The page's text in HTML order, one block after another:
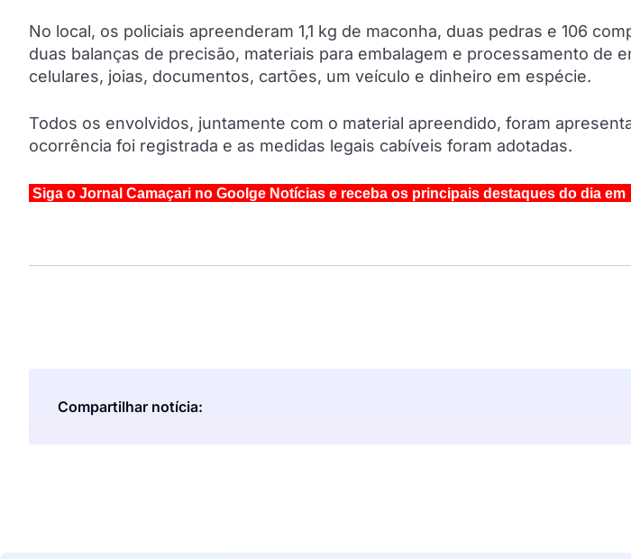
No local, os policiais apreenderam 1,1 kg de maconha, duas pedras e 106
duas balanças de precisão, materiais para embalagem e processamento de
celulares, joias, documentos, cartões, um veículo e dinheiro em espécie.
Todos os envolvidos, juntamente com o material apreendido, foram
ocorrência foi registrada e as medidas legais cabíveis foram adotadas.
Siga o Jornal Camaçari no Goolge Notícias e receba os principais destaques do dia
Compartilhar notícia: